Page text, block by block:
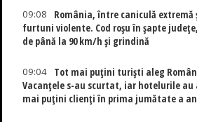
09:08
România, între caniculă extremă
furtuni violente. Cod roșu în șapte
de până la 90 km/h și grindină
09:04
Tot mai puțini turiști aleg
Vacanțele s-au scurtat, iar hotelurile au
mai puțini clienți în prima jumătate a